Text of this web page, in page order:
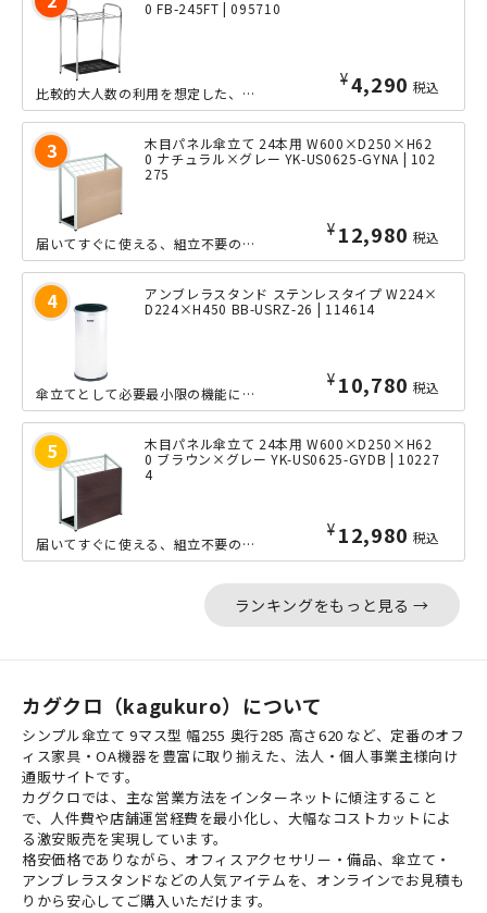
0 FB-245FT | 095710
¥4,290 税込
比較的大人数の利用を想定した、15マス型のワイドな傘立て（レインスタンド）となっ...
木目パネル傘立て 24本用 W600×D250×H62
0 ナチュラル×グレー YK-US0625-GYNA | 102
275
¥ 12,980 税込
届いてすぐに使える、組立不要の24本用傘立てです。木目調転写の前板を付けることで...
アンブレラスタンド ステンレスタイプ W224×
D224×H450 BB-USRZ-26 | 114614
¥ 10,780 税込
傘立てとして必要最小限の機能に、高級感を持ち合わせた国産傘立てです。こちらは、約...
木目パネル傘立て 24本用 W600×D250×H62
0 ブラウン×グレー YK-US0625-GYDB | 10227
4
¥ 12,980 税込
届いてすぐに使える、組立不要の24本用傘立てです。木目調転写の前板を付けることで...
ランキングをもっと見る →
カグクロ（kagukuro）について
シンプル傘立て 9マス型 幅255 奥行285 高さ620 など、定番のオフ
ィス家具・OA機器を豊富に取り揃えた、法人・個人事業主様向け
通販サイトです。
カグクロでは、主な営業方法をインターネットに傾注すること
で、人件費や店舗運営経費を最小化し、大幅なコストカットによ
る激安販売を実現しています。
格安価格でありながら、オフィスアクセサリー・備品、傘立て・
アンブレラスタンドなどの人気アイテムを、オンラインでお見積も
りから安心してご購入いただけます。